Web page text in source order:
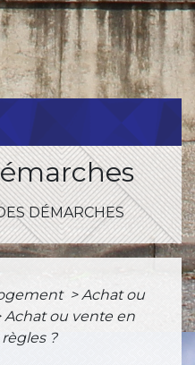
DÉMARCHES
> Achat ou
Achat ou vente en
?